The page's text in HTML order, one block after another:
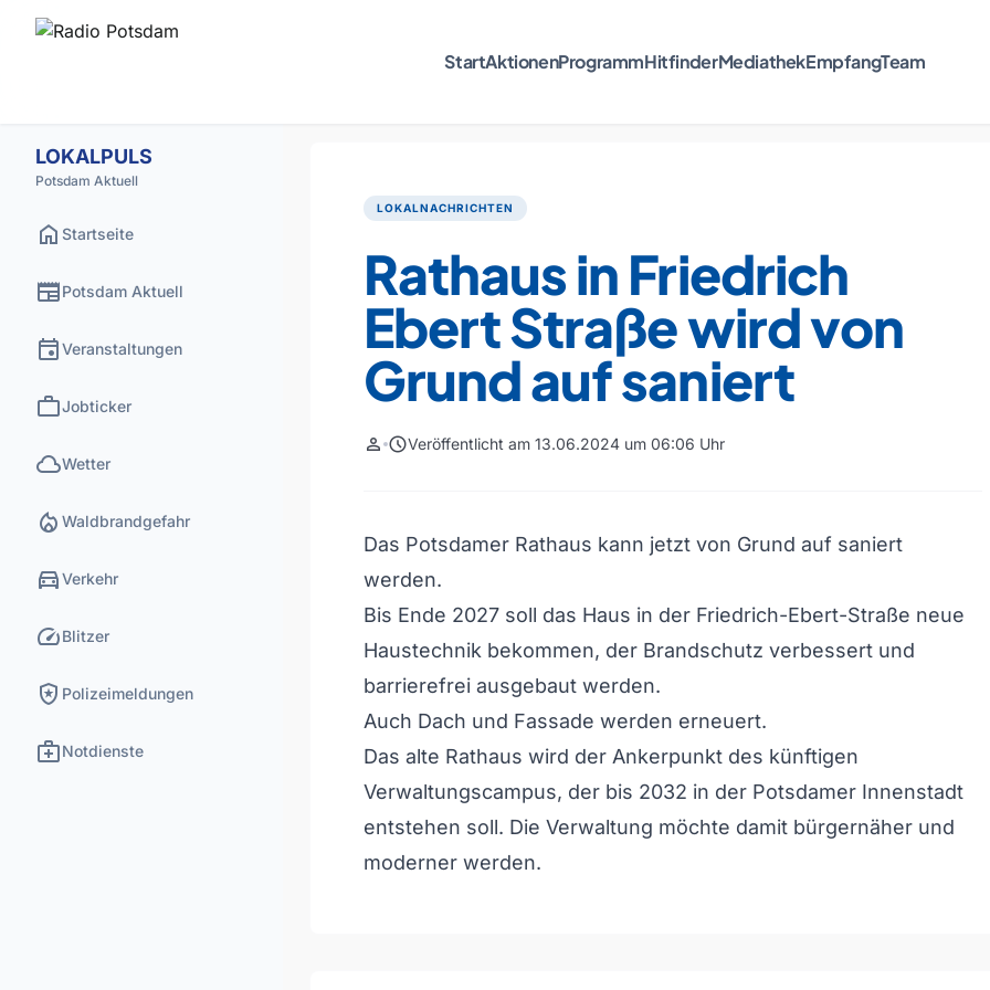
StartAktionenProgrammHitfinderMediathekEmpfangTeam
LOKALPULS
Potsdam Aktuell
home Startseite
newspaperPotsdam Aktuell
eventVeranstaltungen
workJobticker
cloudWetter
local_fire_department Waldbrandgefahr
directions_carVerkehr
speedBlitzer
local_police Polizeimeldungen
medical_servicesNotdienste
LOKALNACHRICHTEN
Rathaus in Friedrich
Ebert Straße wird von
Grund auf saniert
person scheduleVeröffentlicht am 13.06.2024 um 06:06 Uhr
Das Potsdamer Rathaus kann jetzt von Grund auf saniert
werden.
Bis Ende 2027 soll das Haus in der Friedrich-Ebert-Straße neue
Haustechnik bekommen, der Brandschutz verbessert und
barrierefrei ausgebaut werden.
Auch Dach und Fassade werden erneuert.
Das alte Rathaus wird der Ankerpunkt des künftigen
Verwaltungscampus, der bis 2032 in der Potsdamer Innenstadt
entstehen soll. Die Verwaltung möchte damit bürgernäher und
moderner werden.